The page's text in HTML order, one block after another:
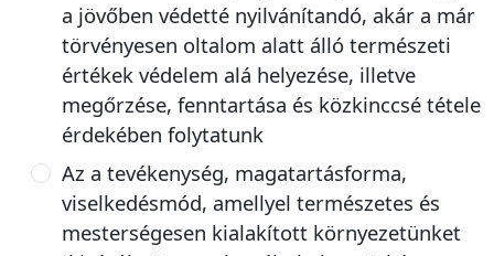
a jövőben védetté nyilvánítandó, akár a már
törvényesen oltalom alatt álló természeti
értékek védelem alá helyezése, illetve
megőrzése, fenntartása és közkinccsé tétele
érdekében folytatunk
Az a tevékenység, magatartásforma,
viselkedésmód, amellyel természetes és
mesterségesen kialakított környezetünket